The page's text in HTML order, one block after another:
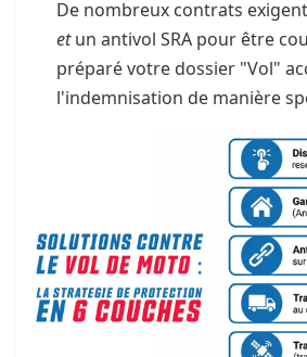
De nombreux contrats
etun antivol SRA pour être
préparé votre dossier "Vol"
l'indemnisation de manière